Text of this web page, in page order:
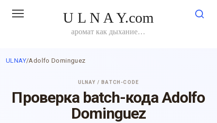
U L N A Y.com
аромат как дыхание…
ULNAY/Adolfo Dominguez
ULNAY / BATCH-CODE
Проверка batch-кода Adolfo
Dominguez